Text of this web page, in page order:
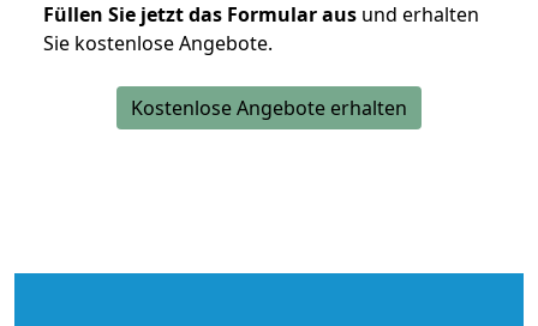
Füllen Sie jetzt das Formular aus und erhalten
Sie kostenlose Angebote.
Kostenlose Angebote erhalten